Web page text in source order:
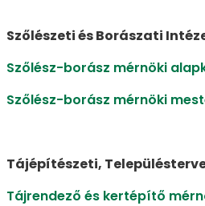
Szőlészeti és Borászati
Szőlész-borász mérnöki
Szőlész-borász mérnöki
Tájépítészeti,
Tájrendező és kertépítő